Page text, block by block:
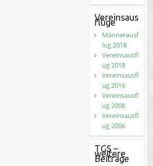
Vereinsaus
flüge
Männerausf
lug 2018
Vereinsausfl
ug 2018
Vereinsausfl
ug 2016
Vereinsausfl
ug 2008
Vereinsausfl
ug 2006
TGS –
weitere
Beiträge